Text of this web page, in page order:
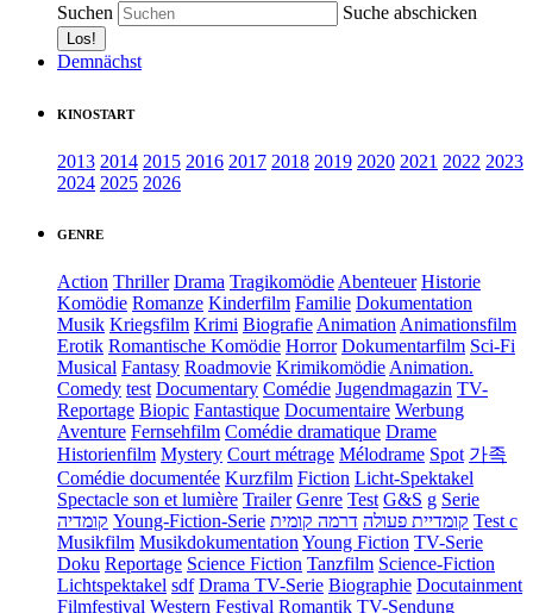
Suchen Suche abschicken
Demnächst
KINOSTART
2013 2014 2015 2016 2017 2018 2019 2020 2021 2022 2023
2024 2025 2026
GENRE
Action Thriller Drama TragikomödieAbenteuer Historie
Komödie Romanze Kinderfilm Familie Dokumentation
Musik Kriegsfilm Krimi BiografieAnimationAnimationsfilm
Erotik Romantische Komödie Horror Dokumentarfilm Sci-Fi
Musical Fantasy Roadmovie KrimikomödieAnimation.
Comedy test Documentary Comédie Jugendmagazin TV-
Reportage Biopic Fantastique Documentaire Werbung
Aventure Fernsehfilm Comédie dramatique Drame
Historienfilm Mystery Court métrage Mélodrame Spot 가족
Comédie documentée Kurzfilm Fiction Licht-Spektakel
Spectacle son et lumière Trailer Genre Test G&S g Serie
קומדיה Young-Fiction-Serie קומדיית פעולה דרמה קומית
Test c
Musikfilm MusikdokumentationYoung Fiction TV-Serie
Doku Reportage Science Fiction Tanzfilm Science-Fiction
Lichtspektakel sdf Drama TV-Serie Biographie Docutainment
Filmfestival Western Festival Romantik TV-Sendung